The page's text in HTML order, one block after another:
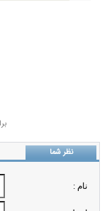
نظر شما
نام :